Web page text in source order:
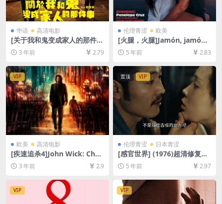
华语 高清电影
[关于我和鬼变成家人的那件
事]關於我和鬼變成家人的那件
事 (2022)[百度网盘+迅雷云盘
资源1080P超清未删减][MP4/
3GB][中文字幕]
3 年前 2.79
伦理青涩 欧美
[火腿，火腿]Jamón, jamón
(1992)完整版[百度网盘+迅雷
云盘资源1080P超清未删减]
[MP4/5.9GB][原声中字]【视
频文件+防和谐压缩包（含解
压密码）】
5 年前 2.83
VIP
欧美 高清电影
[疾速追杀4]John Wick: Chap
ter 4 (2023)[百度网盘+迅雷
云盘资源1080P超清未删减]
[MP4/10GB][中英字幕]
3 年前 2.9
置顶 VIP
伦理青涩 日本青涩
[感官世界] (1976)超清修复版
[百度网盘+迅雷云盘夸克网盘
资源1080P未删减][MP4/6.6G
B][日语中字]【手机无法在线
播放，请PC下载防和谐压缩包
（含解压密码）】
5 年前 2.97
VIP VIP